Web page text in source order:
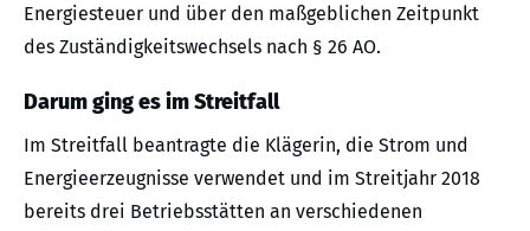
Energiesteuer und über den maßgeblichen Zeitpunkt
des Zuständigkeitswechsels nach § 26 AO.
Darum ging es im Streitfall
Im Streitfall beantragte die Klägerin, die Strom und
Energieerzeugnisse verwendet und im Streitjahr 2018
bereits drei Betriebsstätten an verschiedenen